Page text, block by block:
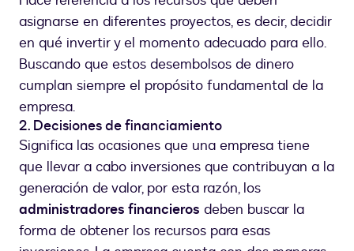
asignarse en diferentes proyectos, es decir, decidir
en qué invertir y el momento adecuado para ello.
Buscando que estos desembolsos de dinero
cumplan siempre el propósito fundamental de la
empresa.
2. Decisiones de financiamiento
Significa las ocasiones que una empresa tiene
que llevar a cabo inversiones que contribuyan a la
generación de valor, por esta razón, los
administradores financieros deben buscar la
forma de obtener los recursos para esas